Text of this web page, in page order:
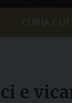
CURIA E
e